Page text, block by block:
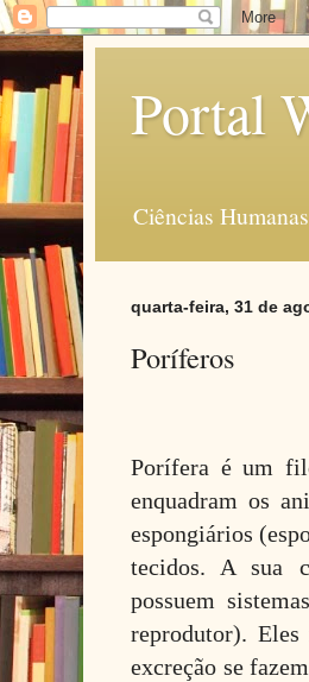
Portal
Ciências
quarta-feira, 31 de
Poríferos
Porífera é um
enquadram os
espongiários
tecidos. A sua
possuem
reprodutor).
excreção se